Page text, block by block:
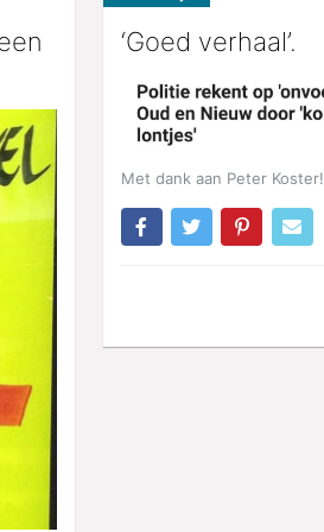
‘Goed verhaal’.
Met dank aan Peter Koster!